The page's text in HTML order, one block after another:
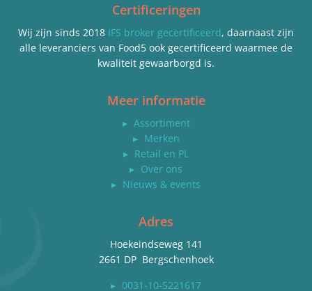
Certificeringen
Wij zijn sinds 2018 IFS broker gecertificeerd, daarnaast zijn
alle leveranciers van Food5 ook gecertificeerd waarmee de
kwaliteit gewaarborgd is.
Meer informatie
▸ Assortiment
▸ Merken
▸ Retail en PL
▸ Over ons
▸ Nieuws & events
Adres
Hoekeindseweg 141
2661 DP Bergschenhoek
▸ 0031-10-5221617